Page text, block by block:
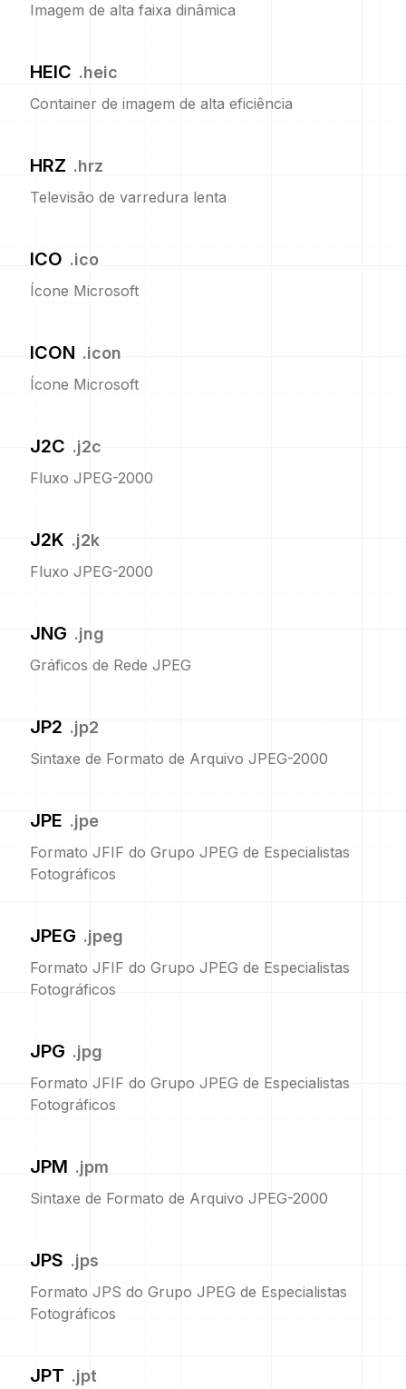
Imagem de alta faixa dinâmica
HEIC .heic
Container de imagem de alta eficiência
HRZ .hrz
Televisão de varredura lenta
ICO .ico
Ícone Microsoft
ICON .icon
Ícone Microsoft
J2C .j2c
Fluxo JPEG-2000
J2K .j2k
Fluxo JPEG-2000
JNG .jng
Gráficos de Rede JPEG
JP2 .jp2
Sintaxe de Formato de Arquivo JPEG-2000
JPE .jpe
Formato JFIF do Grupo JPEG de Especialistas
Fotográficos
JPEG .jpeg
Formato JFIF do Grupo JPEG de Especialistas
Fotográficos
JPG .jpg
Formato JFIF do Grupo JPEG de Especialistas
Fotográficos
JPM .jpm
Sintaxe de Formato de Arquivo JPEG-2000
JPS .jps
Formato JPS do Grupo JPEG de Especialistas
Fotográficos
JPT .jpt